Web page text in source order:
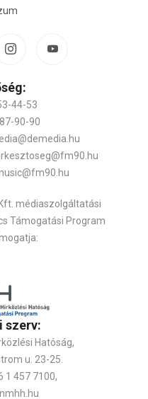
44-53
90-90
médiaszolgáltatási
Támogatási Program
szerv:
Hatóság,
u. 23-25.
1 457 7100,